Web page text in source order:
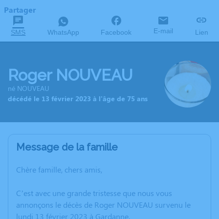
Partager
SMS WhatsApp Facebook E-mail Lien
Roger NOUVEAU
né NOUVEAU
décédé le 13 février 2023 à l'âge de 75 ans
Message de la famille
Chère famille, chers amis,
C’est avec une grande tristesse que nous vous
annonçons le décès de Roger NOUVEAU survenu le
lundi 13 février 2023 à Gardanne.